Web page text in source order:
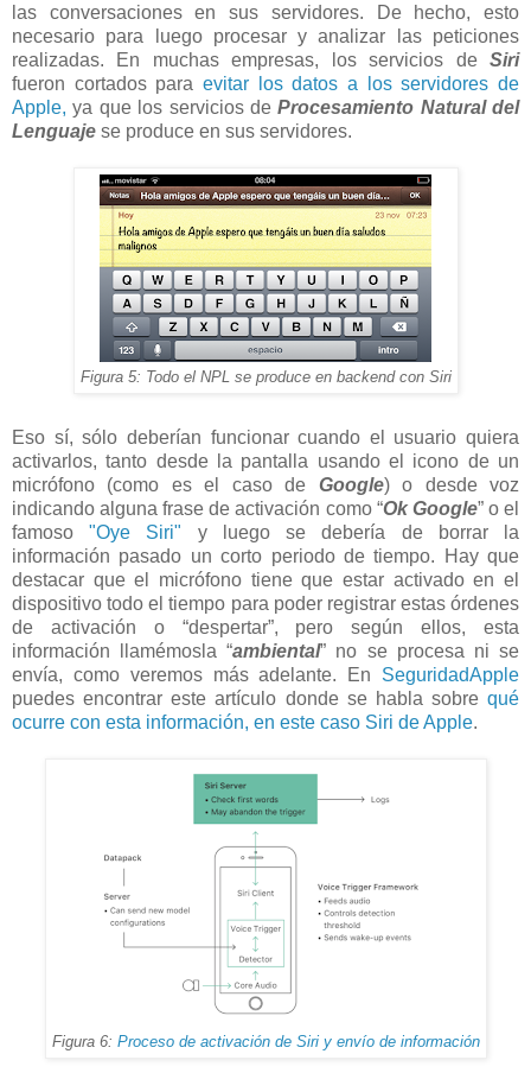
las conversaciones en sus servidores. De hecho, esto
necesario para luego procesar y analizar las peticiones
realizadas. En muchas empresas, los servicios de Siri
fueron cortados para evitar los datos a los servidores de
Apple, ya que los servicios deProcesamiento Natural del
Lenguaje se produce en sus servidores.
Figura 5: Todo el NPL se produce en backend con Siri
Eso sí, sólo deberían funcionar cuando el usuario quiera
activarlos, tanto desde la pantalla usando el icono de un
micrófono (como es el caso de Google) o desde voz
indicando alguna frase de activación como “Ok Google” o el
famoso"Oye Siri" y luego se debería de borrar la
información pasado un corto periodo de tiempo. Hay que
destacar que el micrófono tiene que estar activado en el
dispositivo todo el tiempo para poder registrar estas órdenes
de activación o “despertar”, pero según ellos, esta
información llamémosla “ambiental” no se procesa ni se
envía, como veremos más adelante. En SeguridadApple
puedes encontrar este artículo donde se habla sobre qué
ocurre con esta información, en este caso Siri de Apple.
Figura 6: Proceso de activación de Siri y envío de información